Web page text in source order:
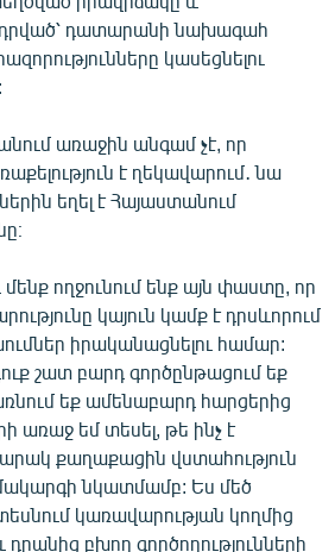
կայքերը
դրված՝ դատարանի նախագահ
կասեցնելու
առաջին անգամ չէ, որ
է ղեկավարում․ նա
եղել է Հայաստանում
ողջունում ենք այն փաստը, որ
կայուն կամք է դրսևորում
իրականացնելու համար:
շատ բարդ գործընթացում եք
եք ամենաբարդ հարցերից
առաջ եմ տեսել, թե ինչ է
քաղաքացին վստահություն
նկատմամբ: Ես մեծ
կառավարության կողմից
բխող գործողությունների